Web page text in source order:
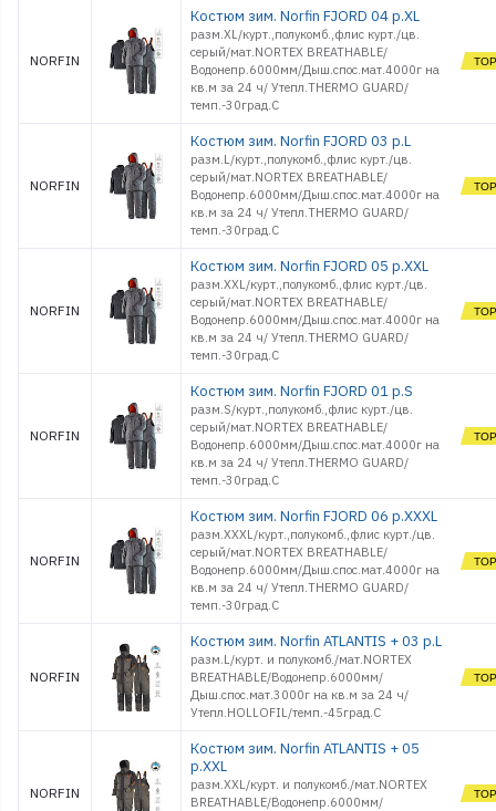
NORFIN
Костюм зим. Norfin FJORD 04 р.XL
разм.XL/курт.,полукомб.,флис курт./цв.
серый/мат.NORTEX BREATHABLE/
Водонепр.6000мм/Дыш.спос.мат.4000г на
кв.м за 24 ч/ Утепл.THERMO GUARD/
темп.-30град.С
NORFIN
Костюм зим. Norfin FJORD 03 р.L
разм.L/курт.,полукомб.,флис курт./цв.
серый/мат.NORTEX BREATHABLE/
Водонепр.6000мм/Дыш.спос.мат.4000г на
кв.м за 24 ч/ Утепл.THERMO GUARD/
темп.-30град.С
NORFIN
Костюм зим. Norfin FJORD 05 р.XXL
разм.XXL/курт.,полукомб.,флис курт./цв.
серый/мат.NORTEX BREATHABLE/
Водонепр.6000мм/Дыш.спос.мат.4000г на
кв.м за 24 ч/ Утепл.THERMO GUARD/
темп.-30град.С
NORFIN
Костюм зим. Norfin FJORD 01 р.S
разм.S/курт.,полукомб.,флис курт./цв.
серый/мат.NORTEX BREATHABLE/
Водонепр.6000мм/Дыш.спос.мат.4000г на
кв.м за 24 ч/ Утепл.THERMO GUARD/
темп.-30град.С
NORFIN
Костюм зим. Norfin FJORD 06 р.XXXL
разм.XXXL/курт.,полукомб.,флис курт./цв.
серый/мат.NORTEX BREATHABLE/
Водонепр.6000мм/Дыш.спос.мат.4000г на
кв.м за 24 ч/ Утепл.THERMO GUARD/
темп.-30град.С
NORFIN
Костюм зим. Norfin ATLANTIS + 03 р.L
разм.L/курт. и полукомб./мат.NORTEX
BREATHABLE/Водонепр.6000мм/
Дыш.спос.мат.3000г на кв.м за 24 ч/
Утепл.HOLLOFIL/темп.-45град.С
NORFIN
Костюм зим. Norfin ATLANTIS + 05
р.XXL
разм.XХL/курт. и полукомб./мат.NORTEX
BREATHABLE/Водонепр.6000мм/